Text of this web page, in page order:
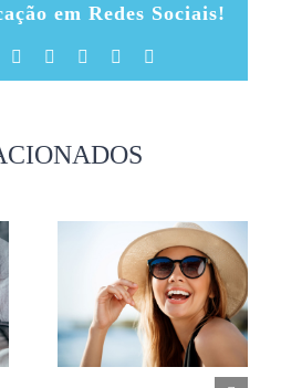
em Redes Sociais!
LinkedIn
TumblrPinterest